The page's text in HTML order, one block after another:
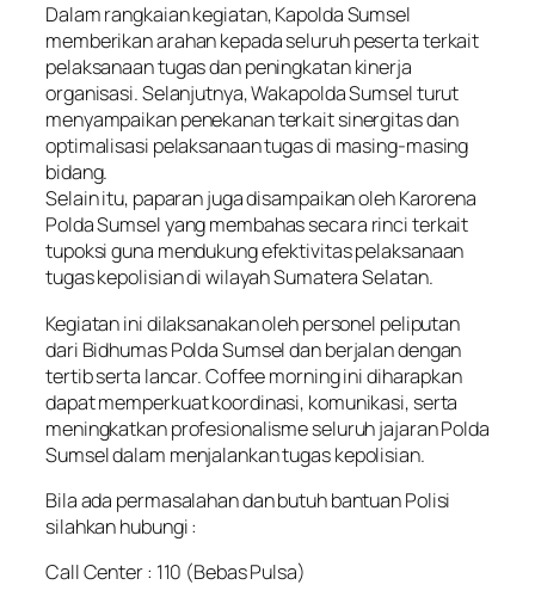
Dalam rangkaian kegiatan, Kapolda Sumsel
memberikan arahan kepada seluruh peserta terkait
pelaksanaan tugas dan peningkatan kinerja
organisasi. Selanjutnya, Wakapolda Sumsel turut
menyampaikan penekanan terkait sinergitas dan
optimalisasi pelaksanaan tugas di masing-masing
bidang.
Selain itu, paparan juga disampaikan oleh Karorena
Polda Sumsel yang membahas secara rinci terkait
tupoksi guna mendukung efektivitas pelaksanaan
tugas kepolisian di wilayah Sumatera Selatan.
Kegiatan ini dilaksanakan oleh personel peliputan
dari Bidhumas Polda Sumsel dan berjalan dengan
tertib serta lancar. Coffee morning ini diharapkan
dapat memperkuat koordinasi, komunikasi, serta
meningkatkan profesionalisme seluruh jajaran Polda
Sumsel dalam menjalankan tugas kepolisian.
Bila ada permasalahan dan butuh bantuan Polisi
silahkan hubungi :
Call Center : 110 (Bebas Pulsa)